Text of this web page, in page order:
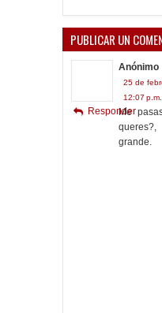
PUBLICAR UN
Anónimo
25 de
12:07 p.m.
Me
grande.
Responder